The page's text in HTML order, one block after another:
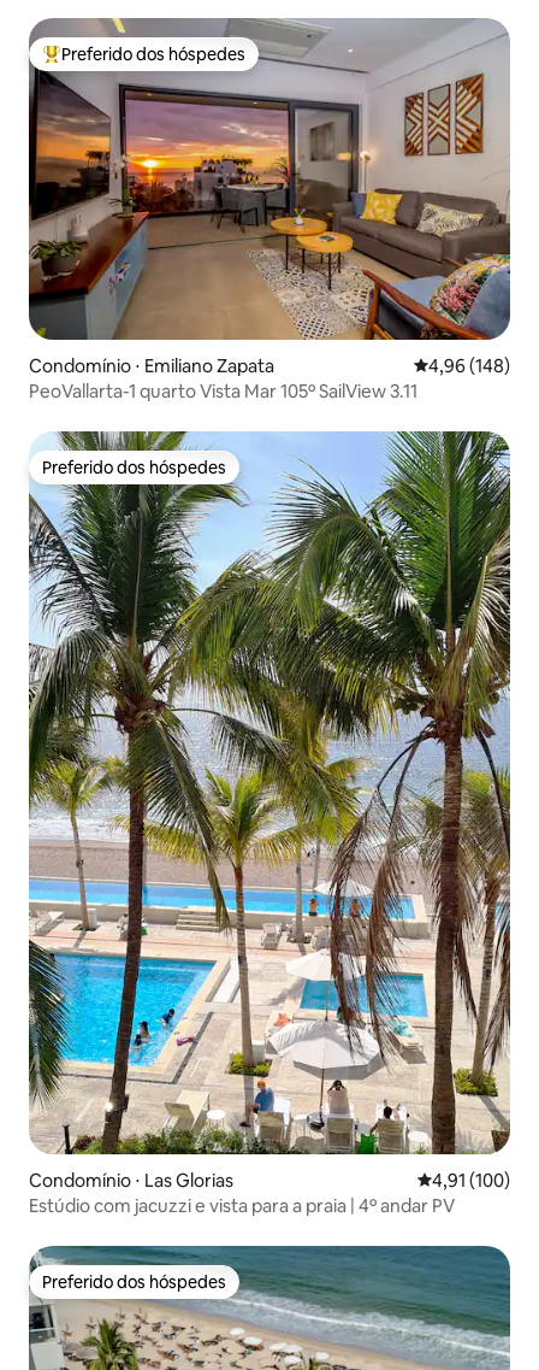
Entre os melhores preferidos dos hóspedes
Preferido dos hóspedes
Condomínio ⋅ Emiliano Zapata 4,96 de uma
4,96 (148)
PeoVallarta-1 quarto Vista Mar 105º SailView 3.11
Preferido dos hóspedes
Preferido dos hóspedes
Condomínio ⋅ Las Glorias 4,91 de uma
4,91 (100)
Estúdio com jacuzzi e vista para a praia | 4º andar PV
Preferido dos hóspedes
Preferido dos hóspedes